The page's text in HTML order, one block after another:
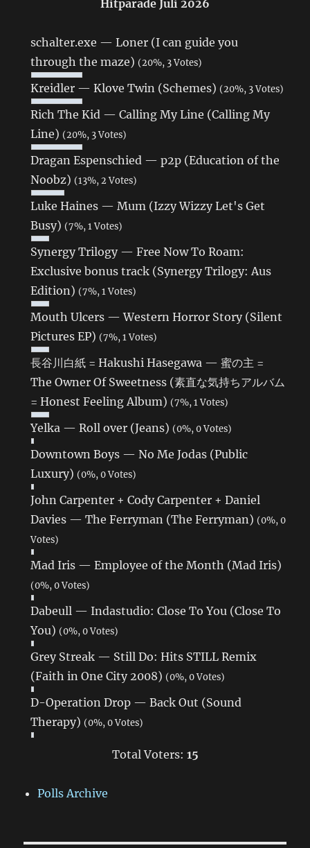
Hitparade Juli 2026
schalter.exe — Loner (I can guide you
through the maze) (20%, 3 Votes)
Kreidler — Klove Twin (Schemes) (20%, 3 Votes)
Rich The Kid — Calling My Line (Calling My
Line) (20%, 3 Votes)
Dragan Espenschied — p2p (Education of the
Noobz) (13%, 2 Votes)
Luke Haines — Mum (Izzy Wizzy Let's Get
Busy) (7%, 1 Votes)
Synergy Trilogy — Free Now To Roam:
Exclusive bonus track (Synergy Trilogy: Aus
Edition) (7%, 1 Votes)
Mouth Ulcers — Western Horror Story (Silent
Pictures EP) (7%, 1 Votes)
長谷川白紙 = Hakushi Hasegawa — 蜜の主 =
The Owner Of Sweetness (素直な気持ちアルバム
= Honest Feeling Album) (7%, 1 Votes)
Yelka — Roll over (Jeans) (0%, 0 Votes)
Downtown Boys — No Me Jodas (Public
Luxury) (0%, 0 Votes)
John Carpenter + Cody Carpenter + Daniel
Davies — The Ferryman (The Ferryman) (0%, 0
Votes)
Mad Iris — Employee of the Month (Mad Iris)
(0%, 0 Votes)
Dabeull — Indastudio: Close To You (Close To
You) (0%, 0 Votes)
Grey Streak — Still Do: Hits STILL Remix
(Faith in One City 2008) (0%, 0 Votes)
D-Operation Drop — Back Out (Sound
Therapy) (0%, 0 Votes)
Total Voters: 15
Polls Archive